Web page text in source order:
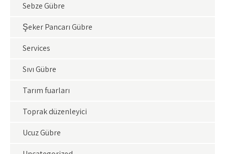
Sebze Gübre
Şeker Pancarı Gübre
Services
Sıvı Gübre
Tarım fuarları
Toprak düzenleyici
Ucuz Gübre